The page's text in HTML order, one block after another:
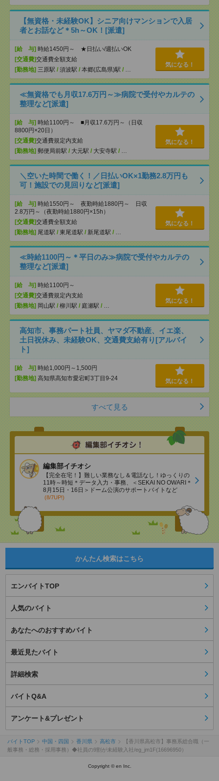
【無資格・未経験OK】シニア向けマンションで入居
者とお話など＊5h～OK！[派遣]
[給 与] 時給1450円～ ★日払い/週払いOK
[交通費]交通費全額支給
[勤務地] 三原駅 / 須波駅 / 本郷(広島県)駅 / …
気になる！
≪無資格でも月収17.6万円～≫病院で受付やカルテの
整理など[派遣]
[給 与] 時給1100円～ ■月収17.6万円～（日収
8800円×20日）
[交通費]交通費規定内支給
[勤務地] 郵便局前駅 / 大元駅 / 大安寺駅 / …
気になる！
＼空いた時間で働く！／日払いOK×1勤務2.8万円も
可！施設での見回りなど[派遣]
[給 与] 時給1550円～ 夜勤時給1880円～ 日収
2.8万円～（夜勤時給1880円×15h）
[交通費]交通費全額支給
[勤務地] 尾道駅 / 東尾道駅 / 新尾道駅 / …
気になる！
≪時給1100円～＊平日のみ≫病院で受付やカルテの
整理など[派遣]
[給 与] 時給1100円～
[交通費]交通費規定内支給
[勤務地] 岡山駅 / 柳川駅 / 庭瀬駅 / …
気になる！
高知市、事務パート社員、ヤマダ不動産、イエ楽、
土日祝休み、未経験OK、交通費支給有り[アルバイ
ト]
[給 与] 時給1,000円～1,500円
[勤務地] 高知県高知市愛宕町3丁目9-24 気になる！
すべて見る
編集部イチオシ
【完全在宅！】難しい業務なし＆電話なし！ゆっくりの
11時～時短＊データ入力・事務、＜SEKAI NO OWARI＊
8月15日・16日＞ドーム公演のサポートバイトなど
(8/7UP!)
かんたん検索はこちら
エンバイトTOP
人気のバイト
あなたへのおすすめバイト
最近見たバイト
詳細検索
バイトQ&A
アンケート&プレゼント
バイトTOP 中国・四国 香川県 高松市
【香川県高松市】事務系総合職（一
般事務・総務・採用事務）◆社員の9割が未経験入社/eg_jm1F(16696950）
Copyright © en Inc.